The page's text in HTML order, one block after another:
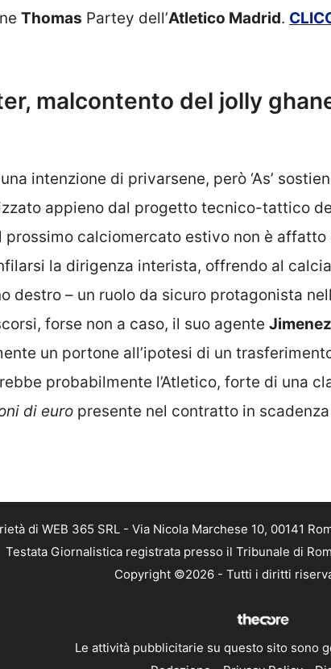
Thomas Partey dell’Atletico Madrid.
malcontento del jolly
intenzione di privarsene, però ‘As’
appieno dal progetto tecnico-tattico del
prossimo calciomercato estivo non è affatto
la dirigenza interista, offrendo al
destro – un ruolo da sicuro protagonista
forse non a caso, il suo agente
un portone all’ipotesi di un
probabilmente l’Atletico, forte di una
di euro presente nel contratto in scadenza
di WEB 365 SRL - Via Nicola Marchese 10, 00141
Testata Giornalistica registrata presso il Tribunale di
Copyright ©2026 - Tutti i diritti
Le attività pubblicitarie su questo sito sono